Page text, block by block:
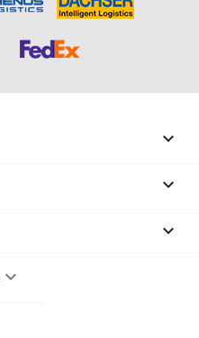



keyboard_arrow_down